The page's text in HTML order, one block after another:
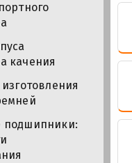
качения
подшипники: